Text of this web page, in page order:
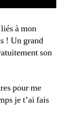
à mon
! Un grand
son
pour me
je t’ai fais